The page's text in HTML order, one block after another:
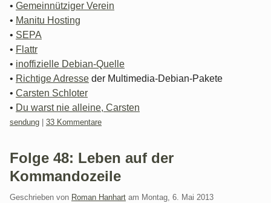
• Gemeinnütziger Verein
• Manitu Hosting
• SEPA
• Flattr
• inoffizielle Debian-Quelle
• Richtige Adresse der Multimedia-Debian-Pakete
• Carsten Schloter
• Du warst nie alleine, Carsten
Kategorien:
sendung 33 Kommentare
Folge 48: Leben auf der
Kommandozeile
Geschrieben von Roman Hanhart am Montag, 6. Mai 2013